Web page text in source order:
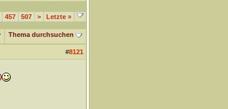
457 507 > Letzte »
Thema durchsuchen
#8121